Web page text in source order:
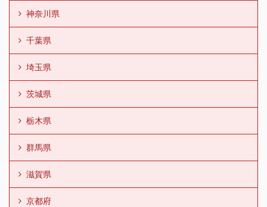
神奈川県
千葉県
埼玉県
茨城県
栃木県
群馬県
滋賀県
京都府